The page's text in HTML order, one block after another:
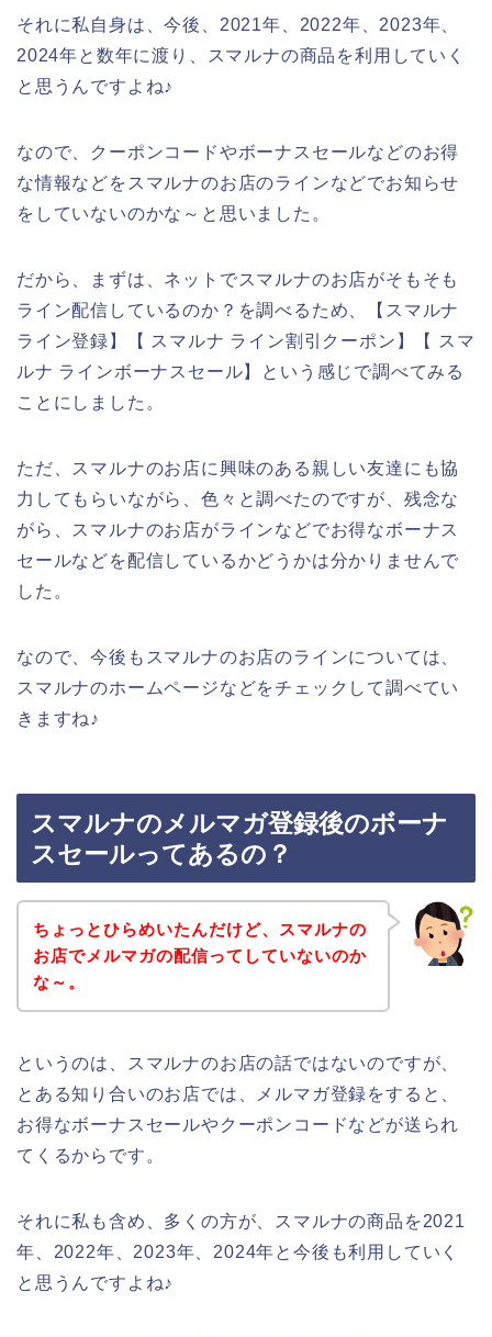
それに私自身は、今後、2021年、2022年、2023年、
2024年と数年に渡り、スマルナの商品を利用していく
と思うんですよね♪
なので、クーポンコードやボーナスセールなどのお得
な情報などをスマルナのお店のラインなどでお知らせ
をしていないのかな～と思いました。
だから、まずは、ネットでスマルナのお店がそもそも
ライン配信しているのか？を調べるため、【スマルナ
ライン登録】【 スマルナ ライン割引クーポン】【 スマ
ルナ ラインボーナスセール】という感じで調べてみる
ことにしました。
ただ、スマルナのお店に興味のある親しい友達にも協
力してもらいながら、色々と調べたのですが、残念な
がら、スマルナのお店がラインなどでお得なボーナス
セールなどを配信しているかどうかは分かりませんで
した。
なので、今後もスマルナのお店のラインについては、
スマルナのホームページなどをチェックして調べてい
きますね♪
スマルナのメルマガ登録後のボーナ
スセールってあるの？
ちょっとひらめいたんだけど、スマルナの
お店でメルマガの配信ってしていないのか
な～。
というのは、スマルナのお店の話ではないのですが、
とある知り合いのお店では、メルマガ登録をすると、
お得なボーナスセールやクーポンコードなどが送られ
てくるからです。
それに私も含め、多くの方が、スマルナの商品を2021
年、2022年、2023年、2024年と今後も利用していく
と思うんですよね♪